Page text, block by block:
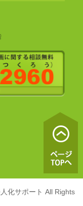
化サポート All Rights